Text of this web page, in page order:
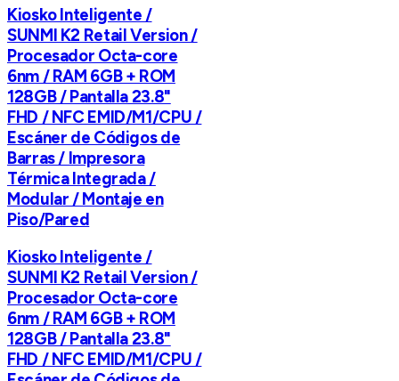
Kiosko Inteligente /
SUNMI K2 Retail Version /
Procesador Octa-core
6nm / RAM 6GB + ROM
128GB / Pantalla 23.8"
FHD / NFC EMID/M1/CPU /
Escáner de Códigos de
Barras / Impresora
Térmica Integrada /
Modular / Montaje en
Piso/Pared
Kiosko Inteligente /
SUNMI K2 Retail Version /
Procesador Octa-core
6nm / RAM 6GB + ROM
128GB / Pantalla 23.8"
FHD / NFC EMID/M1/CPU /